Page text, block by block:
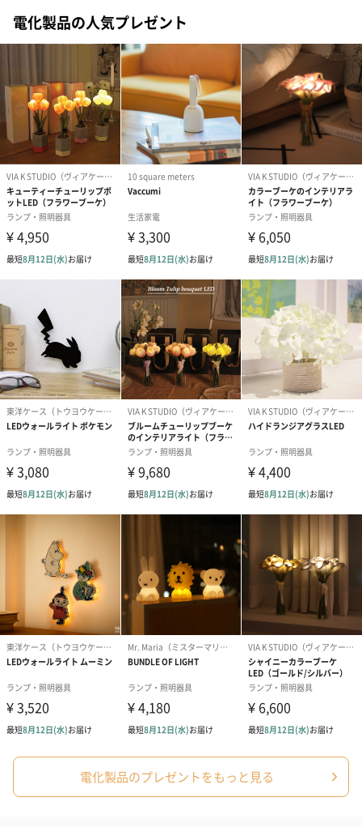
カラーバリエーション
MAP ALU POLISHED（シルバー）
MD ALU LIGHT GOLD（ゴールド）
MDB ALU DARK BLUE（ダークブルー）
MX ALU GUN METAL（ガンメタル）
「LEXON（レクソン）」
Lexonは、30年近くの歴史、180を超えるデザイン賞、一流のデザ
イナーとの実りあるコラボレーション、90か国での存在感、6,000
を超える販売拠点、そして企業向けギフトビジネスでの重要な活
世界的に知られるフランスのデザインブランドとしての地位を確
立。 家庭、オフィス、旅行、都市の遊牧民のために設計されたそ
の時代を超越したオブジェクトと荷物のコレクションは、強いア
イデンティティと使いやすさを組み合わせ、日常生活に美的な喜
びをもたらします。
おうち時間をより快適に
べッドサイドテーブルでの使用がおすすめです。暖色ライトのも
と入眠される前に少し音楽を聴き、また、読書を楽しみ、リラッ
クスした状態でお休みいただけます。おうち時間、自分時間をよ
り質の高いものへアップデートしてくれるアイテムです。
商品詳細情報
電化製品の人気プレゼント
電化製品のプレゼントをもっと見る